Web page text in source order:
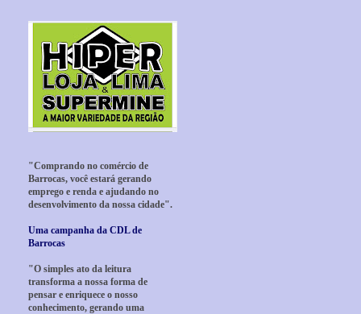
"Comprando no comércio de
Barrocas, você estará gerando
emprego e renda e ajudando no
desenvolvimento da nossa cidade".
Uma campanha da CDL de
Barrocas
"O simples ato da leitura
transforma a nossa forma de
pensar e enriquece o nosso
conhecimento, gerando uma